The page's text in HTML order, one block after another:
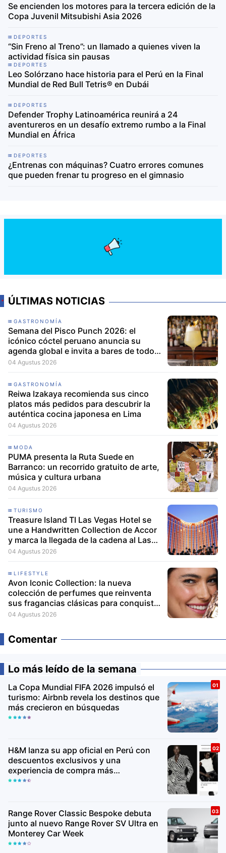
Se encienden los motores para la tercera edición de la
Copa Juvenil Mitsubishi Asia 2026
DEPORTES
“Sin Freno al Treno”: un llamado a quienes viven la
actividad física sin pausas
DEPORTES
Leo Solórzano hace historia para el Perú en la Final
Mundial de Red Bull Tetris® en Dubái
DEPORTES
Defender Trophy Latinoamérica reunirá a 24
aventureros en un desafío extremo rumbo a la Final
Mundial en África
DEPORTES
¿Entrenas con máquinas? Cuatro errores comunes
que pueden frenar tu progreso en el gimnasio
ÚLTIMAS NOTICIAS
GASTRONOMÍA
Semana del Pisco Punch 2026: el
icónico cóctel peruano anuncia su
agenda global e invita a bares de todo
el mundo a participar
04 Agustus 2026
GASTRONOMÍA
Reiwa Izakaya recomienda sus cinco
platos más pedidos para descubrir la
auténtica cocina japonesa en Lima
04 Agustus 2026
MODA
PUMA presenta la Ruta Suede en
Barranco: un recorrido gratuito de arte,
música y cultura urbana
04 Agustus 2026
TURISMO
Treasure Island TI Las Vegas Hotel se
une a Handwritten Collection de Accor
y marca la llegada de la cadena al Las
Vegas Strip
04 Agustus 2026
LIFESTYLE
Avon Iconic Collection: la nueva
colección de perfumes que reinventa
sus fragancias clásicas para conquistar
nuevas generaciones
04 Agustus 2026
Comentar
Lo más leído de la semana
La Copa Mundial FIFA 2026 impulsó el
turismo: Airbnb revela los destinos que
más crecieron en búsquedas
H&M lanza su app oficial en Perú con
descuentos exclusivos y una
experiencia de compra más
personalizada
Range Rover Classic Bespoke debuta
junto al nuevo Range Rover SV Ultra en
Monterey Car Week